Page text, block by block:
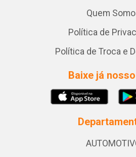
Quem
Política de
Política de Troca e
Baixe já